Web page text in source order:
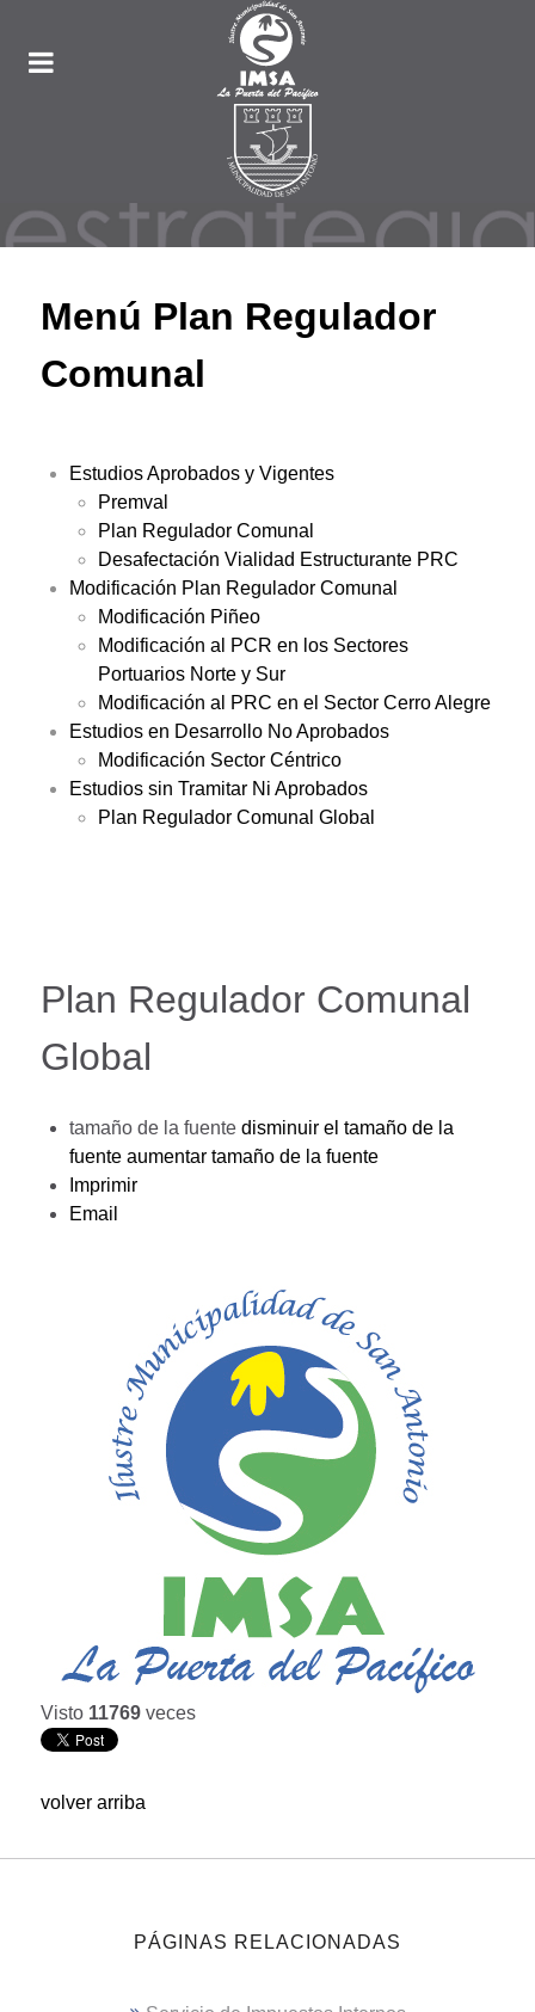
Menú Plan Regulador
Comunal
Estudios Aprobados y Vigentes
Premval
Plan Regulador Comunal
Desafectación Vialidad Estructurante PRC
Modificación Plan Regulador Comunal
Modificación Piñeo
Modificación al PCR en los Sectores
Portuarios Norte y Sur
Modificación al PRC en el Sector Cerro Alegre
Estudios en Desarrollo No Aprobados
Modificación Sector Céntrico
Estudios sin Tramitar Ni Aprobados
Plan Regulador Comunal Global
Plan Regulador Comunal
Global
tamaño de la fuente disminuir el tamaño de la
fuente aumentar tamaño de la fuente
Imprimir
Email
Visto 11769 veces
volver arriba
PÁGINAS RELACIONADAS